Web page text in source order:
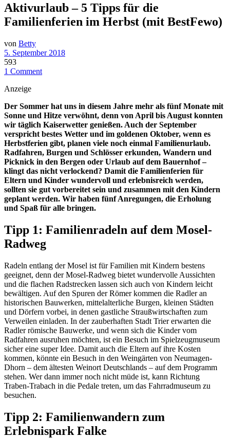
Aktivurlaub – 5 Tipps für die
Familienferien im Herbst (mit BestFewo)
von Betty
5. September 2018
593
1 Comment
Anzeige
Der Sommer hat uns in diesem Jahre mehr als fünf Monate mit
Sonne und Hitze verwöhnt, denn von April bis August konnten
wir täglich Kaiserwetter genießen. Auch der September
verspricht bestes Wetter und im goldenen Oktober, wenn es
Herbstferien gibt, planen viele noch einmal Familienurlaub.
Radfahren, Burgen und Schlösser erkunden, Wandern und
Picknick in den Bergen oder Urlaub auf dem Bauernhof –
klingt das nicht verlockend? Damit die Familienferien für
Eltern und Kinder wundervoll und erlebnisreich werden,
sollten sie gut vorbereitet sein und zusammen mit den Kindern
geplant werden. Wir haben fünf Anregungen, die Erholung
und Spaß für alle bringen.
Tipp 1: Familienradeln auf dem Mosel-
Radweg
Radeln entlang der Mosel ist für Familien mit Kindern bestens
geeignet, denn der Mosel-Radweg bietet wundervolle Aussichten
und die flachen Radstrecken lassen sich auch von Kindern leicht
bewältigen. Auf den Spuren der Römer kommen die Radler an
historischen Bauwerken, mittelalterliche Burgen, kleinen Städten
und Dörfern vorbei, in denen gastliche Straußwirtschaften zum
Verweilen einladen. In der zauberhaften Stadt Trier erwarten die
Radler römische Bauwerke, und wenn sich die Kinder vom
Radfahren ausruhen möchten, ist ein Besuch im Spielzeugmuseum
sicher eine super Idee. Damit auch die Eltern auf ihre Kosten
kommen, könnte ein Besuch in den Weingärten von Neumagen-
Dhorn – dem ältesten Weinort Deutschlands – auf dem Programm
stehen. Wer dann immer noch nicht müde ist, kann Richtung
Traben-Trabach in die Pedale treten, um das Fahrradmuseum zu
besuchen.
Tipp 2: Familienwandern zum
Erlebnispark Falke